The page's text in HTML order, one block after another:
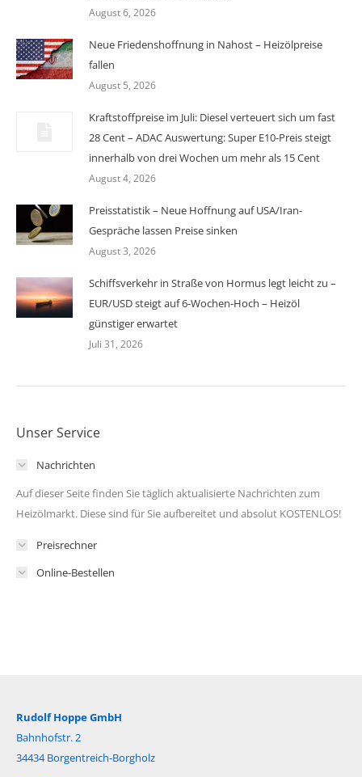
August 6, 2026
Neue Friedenshoffnung in Nahost – Heizölpreise
fallen
August 5, 2026
Kraftstoffpreise im Juli: Diesel verteuert sich um fast
28 Cent – ADAC Auswertung: Super E10-Preis steigt
innerhalb von drei Wochen um mehr als 15 Cent
August 4, 2026
Preisstatistik – Neue Hoffnung auf USA/Iran-
Gespräche lassen Preise sinken
August 3, 2026
Schiffsverkehr in Straße von Hormus legt leicht zu –
EUR/USD steigt auf 6-Wochen-Hoch – Heizöl
günstiger erwartet
Juli 31, 2026
Unser Service
Nachrichten
Auf dieser Seite finden Sie täglich aktualisierte Nachrichten zum
Heizölmarkt. Diese sind für Sie aufbereitet und absolut KOSTENLOS!
Preisrechner
Online-Bestellen
Rudolf Hoppe GmbH
Bahnhofstr. 2
34434 Borgentreich-Borgholz